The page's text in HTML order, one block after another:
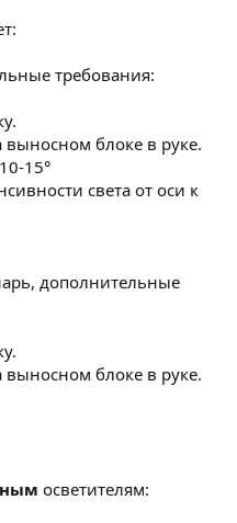
требования:
блоке в руке.
15°
света от оси к
дополнительные
блоке в руке.
осветителям: